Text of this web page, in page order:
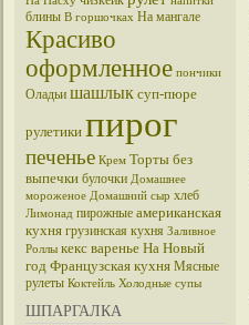
блины В горшочках На мангале
Красиво
оформленное пончики
Оладьи шашлык суп-пюре
рулетики пирог
печенье Крем Торты без
выпечки булочки Домашнее
мороженое Домашний сыр хлеб
Лимонад пирожные американская
кухня грузинская кухня Заливное
Роллы кекс варенье На Новый
год Французская кухня Мясные
рулеты Коктейль Холодные супы
ШПАРГАЛКА